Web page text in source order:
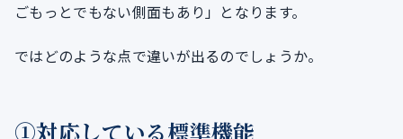
ごもっとでもない側面もあり」となります。
ではどのような点で違いが出るのでしょうか。
①対応している標準機能